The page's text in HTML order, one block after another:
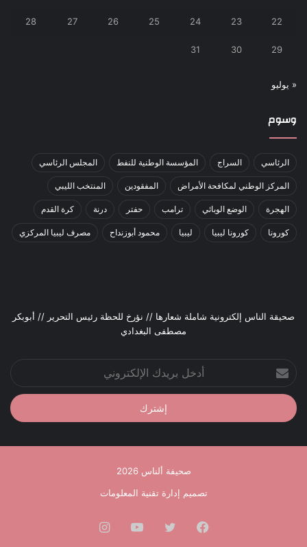
22
23
24
25
26
27
28
29
30
31
« يوليو
وسوم
الرئاسي السراج المؤسسة الوطنية للنفط المجلس الرئاسي
المركز الوطني لمكافحة الأمراض المفقودين المنتخب الليبي
الهجرة الوضع الوبائي ترامب حفتر درنة كرة القدم
كورونا كورونا ليبيا ليبيا محمود أبوزنداح مصرف ليبيا المركزي
صحيقة الناس إلكترونية شاملة شعارها // نؤرخ للحظة رئيس التحرير // أبوبكر
مصطفى البغدادي
بريدك
الإلكتروني
صحيفة ألناس 2026
تصميم إدارة تقنية المعلومات
فيسبوك تويتر يوتيوب